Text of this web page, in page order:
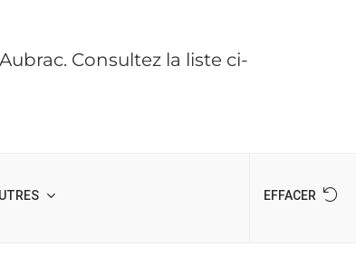
Consultez la liste ci-
EFFACER